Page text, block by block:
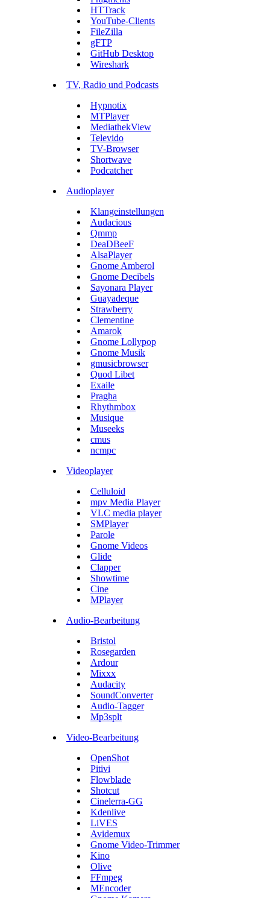
HTTrack
YouTube-Clients
FileZilla
gFTP
GitHub Desktop
Wireshark
TV, Radio und Podcasts
Hypnotix
MTPlayer
MediathekView
Televido
TV-Browser
Shortwave
Podcatcher
Audioplayer
Klangeinstellungen
Audacious
Qmmp
DeaDBeeF
AlsaPlayer
Gnome Amberol
Gnome Decibels
Sayonara Player
Guayadeque
Strawberry
Clementine
Amarok
Gnome Lollypop
Gnome Musik
gmusicbrowser
Quod Libet
Exaile
Pragha
Rhythmbox
Musique
Museeks
cmus
ncmpc
Videoplayer
Celluloid
mpv Media Player
VLC media player
SMPlayer
Parole
Gnome Videos
Glide
Clapper
Showtime
Cine
MPlayer
Audio-Bearbeitung
Bristol
Rosegarden
Ardour
Mixxx
Audacity
SoundConverter
Audio-Tagger
Mp3splt
Video-Bearbeitung
OpenShot
Pitivi
Flowblade
Shotcut
Cinelerra-GG
Kdenlive
LiVES
Avidemux
Gnome Video-Trimmer
Kino
Olive
FFmpeg
MEncoder